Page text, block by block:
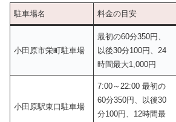
駐車場名 料金の目安
小田原市栄町駐車場
最初の60分350円、
以後30分100円、24
時間最大1,000円
小田原駅東口駐車場
7:00～22:00 最初の
60分350円、以後30
分100円、12時間最